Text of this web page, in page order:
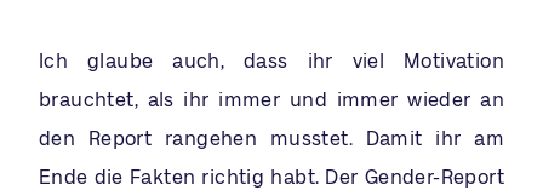
Ich glaube auch, dass ihr viel Motivation
brauchtet, als ihr immer und immer wieder an
den Report rangehen musstet. Damit ihr am
Ende die Fakten richtig habt. Der Gender-Report